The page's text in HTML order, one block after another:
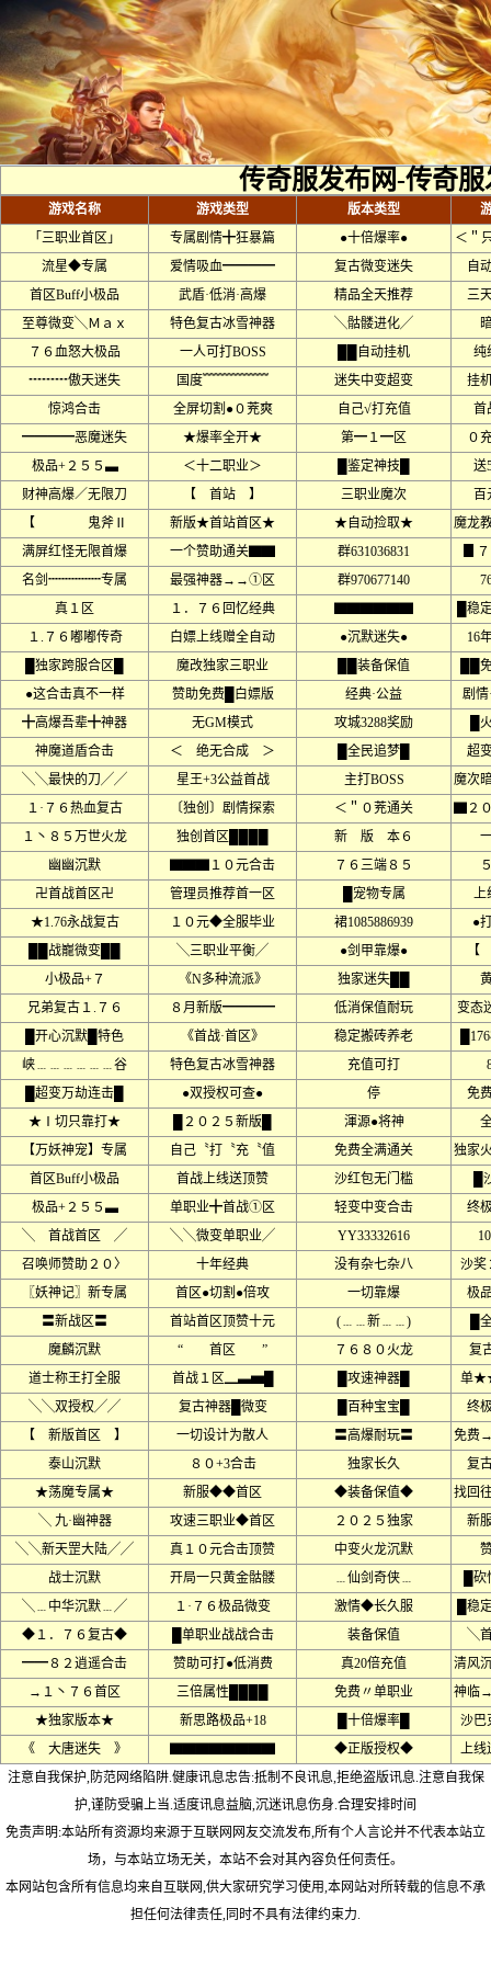
传奇服发布网-传奇
游戏名称 游戏类型 版本类型
「三职业首区」
专属剧情╋狂暴篇 ●十倍爆率●
＜＂
流星◆专属
爱情吸血━━━━ 复古微变迷失
自
首区Buff小极品
武盾·低消·高爆 精品全天推荐
三
至尊微变╲Ｍａｘ
特色复古冰雪神器 ╲骷髅进化╱
７６血怒大极品
一人可打BOSS ██自动挂机
纯
┅┅┅傲天迷失
国度﹌﹌﹌﹌﹌ 迷失中变超变
挂
惊鸿合击
全屏切割●０茺爽 自己√打充值
首
━━━━恶魔迷失
★爆率全开★ 第━１━区
０
极品+２５５▃
＜十二职业＞ █鉴定神技█
送
财神高爆／无限刀
【 首站 】 三职业魔次
百
【 鬼斧Ⅱ
新版★首站首区★ ★自动捡取★
魔龙
满屏红怪无限首爆
一个赞助通关▇▇ 群631036831
▊
名剑┉┉┉┉专属
最强神器→→①区 群970677140
真１区
１．７６回忆经典
█稳
１.７６嘟嘟传奇
白嫖上线赠全自动 ●沉默迷失●
16
█独家跨服合区█
魔改独家三职业 ██装备保值
██
●这合击真不一样
赞助免费█白嫖版 经典·公益
剧情
╋高爆吾辈╋神器
无GM模式 攻城3288奖励
█
神魔道盾合击
＜ 绝无合成 ＞ █全民追梦█
超
╲╲最快的刀╱╱
星王+3公益首战 主打BOSS
魔次
１·７６热血复古
〔独创〕剧情探索 ＜＂０茺通关
▇２
１丶８５万世火龙
独创首区████ 新 版 本６
幽幽沉默
▇▇▇１０元合击 ７６三端８５
卍首战首区卍
管理员推荐首一区 █宠物专属
上
★1.76永战复古
１０元◆全服毕业 裙1085886939
●
██战巃微变██
╲三职业平衡╱ ●剑甲靠爆●
小极品+７
《N多种流派》 独家迷失██
兄弟复古１.７６
８月新版━━━━ 低消保值耐玩
变态
█开心沉默█特色
《首战·首区》 稳定搬砖养老
峡﹍﹍﹍﹍﹍﹍谷
特色复古冰雪神器 充值可打
█超变万劫连击█
●双授权可查● 停
免
★Ⅰ切只靠打★
█２０２５新版█ 渾源●将神
【万妖神宠】专属
自己〝打〝充〝值 免费全满通关
独家
首区Buff小极品
首战上线送顶赞 沙红包无门槛
█
极品+２５５▃
单职业╋首战①区 轻变中变合击
终
╲ 首战首区 ╱
╲╲微变单职业╱ YY33332616
召唤师赞助２０〉
十年经典 没有杂七杂八
沙奖
〖妖神记〗新专属
首区●切割●倍攻 一切靠爆
极
〓新战区〓
首站首区顶赞十元 (﹍﹍新﹍﹍)
█
魔麟沉默
“ 首区 ” ７６８０火龙
复
道士称王打全服
首战１区▁▃▅█ █攻速神器█
单
╲╲双授权╱╱
复古神器█微变 █百种宝宝█
终
【 新版首区 】
一切设计为散人 〓高爆耐玩〓
免费
泰山沉默
８０+3合击 独家长久
复
★荡魔专属★
新服◆◆首区 ◆装备保值◆
找回
╲ 九·幽神器
攻速三职业◆首区 ２０２５独家
新
╲╲新天罡大陆╱╱
真１０元合击顶赞 中变火龙沉默
战士沉默
开局一只黄金骷髅 ﹍仙剑奇侠﹍
█
╲﹍中华沉默﹍╱
１·７６极品微变 激情◆长久服
█稳
◆１．７６复古◆
█单职业战战合击 装备保值
╲
━━８２逍遥合击
赞助可打●低消费 真20倍充值
清风
→１丶７６首区
三倍属性████ 免费〃单职业
神临
★独家版本★
新思路极品+18 █十倍爆率█
沙巴
《 大唐迷失 》
◆正版授权◆
上线
注意自我保护,防范网络陷阱.健康讯息忠告:抵制不良讯息,拒绝盗版讯息.注意自我保
护,谨防受骗上当.适度讯息益脑,沉迷讯息伤身.合理安排时间
免责声明:本站所有资源均来源于互联网网友交流发布,所有个人言论并不代表本站立
场，与本站立场无关，本站不会对其內容负任何责任。
本网站包含所有信息均来自互联网,供大家研究学习使用,本网站对所转载的信息不承
担任何法律责任,同时不具有法律约束力.